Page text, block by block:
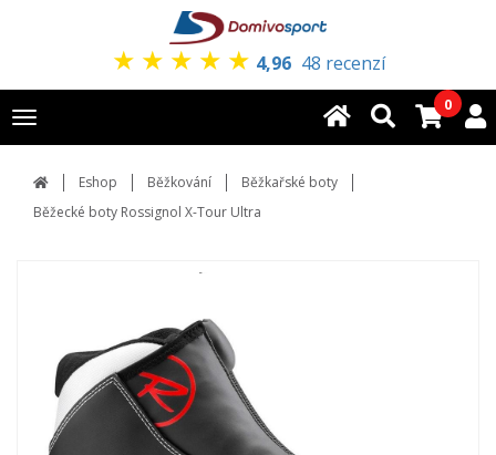
★ ★ ★ ★ ★ 4,96 48 recenzí
Toggle
navigation
0
Eshop Běžkování
Běžkařské boty
Běžecké boty Rossignol X-Tour Ultra